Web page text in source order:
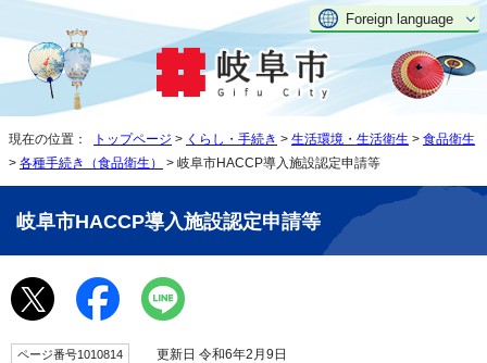
Foreign language
現在の位置： トップページ > くらし・手続き > 生活環境・生活衛生 > 食品衛生
> 各種手続き（食品衛生） > 岐阜市HACCP導入施設認定申請等
岐阜市HACCP導入施設認定申請等
ページ番号1010814 更新日 令和6年2月9日